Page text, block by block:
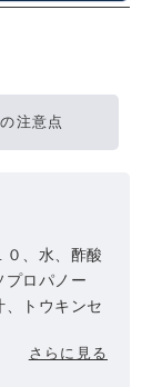
注意点
０、水、酢酸
プロパノー
、トウキンセ
Ｎａ、トコフ
さらに見る